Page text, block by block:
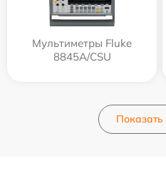
Мультиметры Fluke
8845A/CSU